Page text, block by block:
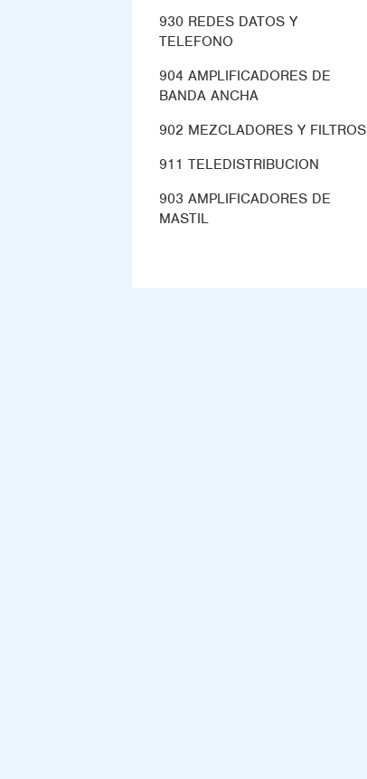
930 REDES DATOS Y
TELEFONO
904 AMPLIFICADORES DE
BANDA ANCHA
902 MEZCLADORES Y FILTROS
911 TELEDISTRIBUCION
903 AMPLIFICADORES DE
MASTIL